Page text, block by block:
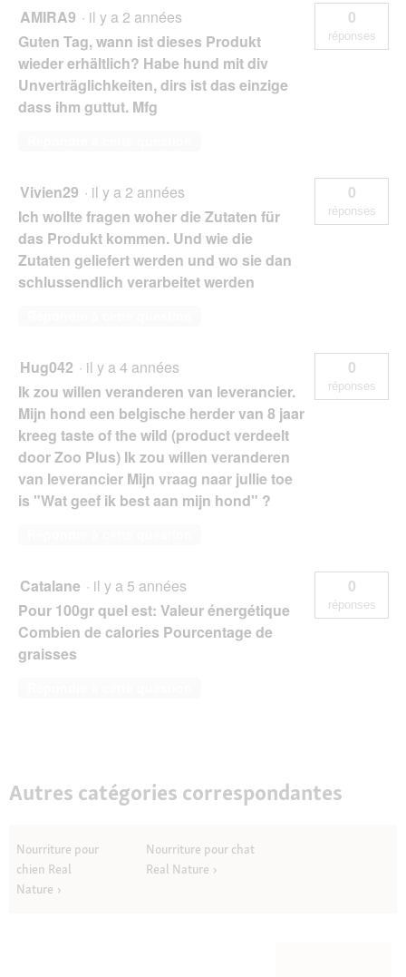
AMIRA9 · il y a 2 années
Guten Tag, wann ist dieses Produkt
wieder erhältlich? Habe hund mit div
Unverträglichkeiten, dirs ist das einzige
dass ihm guttut. Mfg
0
réponses
Vivien29 · il y a 2 années
Ich wollte fragen woher die Zutaten für
das Produkt kommen. Und wie die
Zutaten geliefert werden und wo sie dan
schlussendlich verarbeitet werden
0
réponses
Hug042 · il y a 4 années
Ik zou willen veranderen van leverancier.
Mijn hond een belgische herder van 8 jaar
kreeg taste of the wild (product verdeelt
door Zoo Plus) Ik zou willen veranderen
van leverancier Mijn vraag naar jullie toe
is "Wat geef ik best aan mijn hond" ?
0
réponses
Catalane · il y a 5 années
Pour 100gr quel est: Valeur énergétique
Combien de calories Pourcentage de
graisses
0
réponses
Autres catégories correspondantes
Nourriture pour
chien Real
Nature
Nourriture pour chat
Real Nature